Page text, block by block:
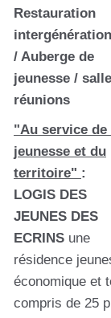
Restauration
/ Auberge de
jeunesse /
réunions
"Au service de
jeunesse et du
territoire" :
LOGIS DES
JEUNES DES
ECRINS une
résidence
économique et
compris de 25